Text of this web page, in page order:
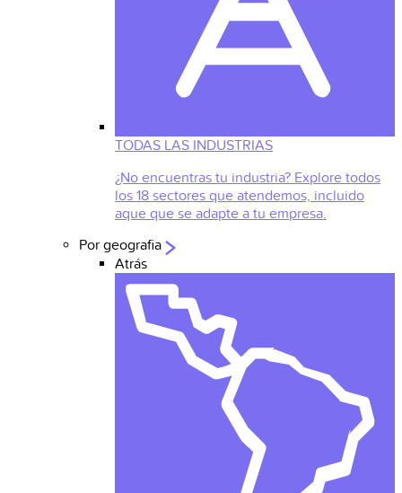
TODAS LAS INDUSTRIAS
¿No encuentras tu industria? Explore todos
los 18 sectores que atendemos, incluido
aque que se adapte a tu empresa.
Por geografia
Atrás